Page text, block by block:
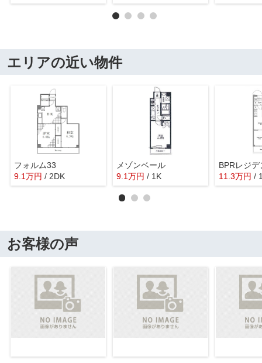
エリアの近い物件
フォルム33
9.1万円 / 2DK
メゾンベール
9.1万円 / 1K 11.3万円 /
お客様の声